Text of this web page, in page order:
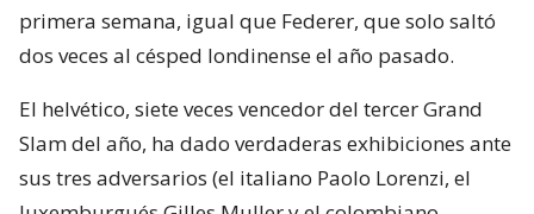
primera semana, igual que Federer, que solo saltó
dos veces al césped londinense el año pasado.
El helvético, siete veces vencedor del tercer Grand
Slam del año, ha dado verdaderas exhibiciones ante
sus tres adversarios (el italiano Paolo Lorenzi, el